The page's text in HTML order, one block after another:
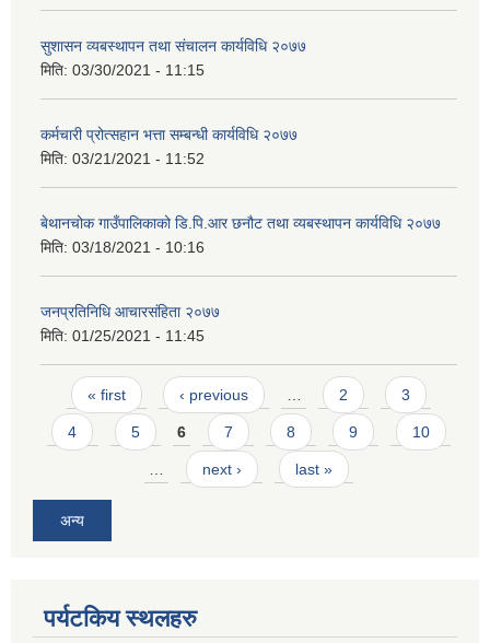
सुशासन व्यबस्थापन तथा संचालन कार्यविधि २०७७
मिति: 03/30/2021 - 11:15
कर्मचारी प्रोत्सहान भत्ता सम्बन्धी कार्यविधि २०७७
मिति: 03/21/2021 - 11:52
बेथानचोक गाउँपालिकाको डि.पि.आर छनौट तथा व्यबस्थापन कार्यविधि २०७७
मिति: 03/18/2021 - 10:16
जनप्रतिनिधि आचारसंहिता २०७७
मिति: 01/25/2021 - 11:45
Pages
« first ‹ previous … 2 3
4 5 6 7 8 9 10
… next › last »
अन्य
पर्यटकिय स्थलहरु